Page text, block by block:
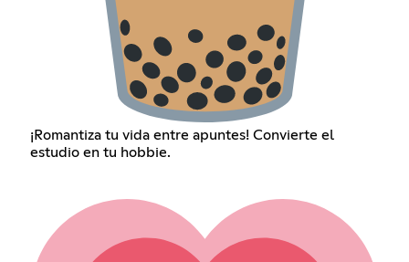
¡Romantiza tu vida entre apuntes! Convierte el
estudio en tu hobbie.